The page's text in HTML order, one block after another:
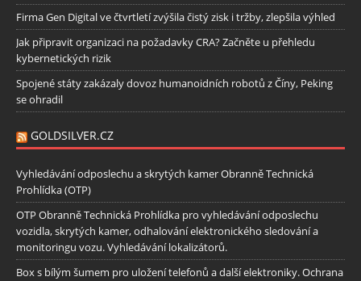
Firma Gen Digital ve čtvrtletí zvýšila čistý zisk i tržby, zlepšila výhled
Jak připravit organizaci na požadavky CRA? Začněte u přehledu
kybernetických rizik
Spojené státy zakázaly dovoz humanoidních robotů z Číny, Peking
se ohradil
GOLDSILVER.CZ
Vyhledávání odposlechu a skrytých kamer Obranně Technická
Prohlídka (OTP)
OTP Obranně Technická Prohlídka pro vyhledávání odposlechu
vozidla, skrytých kamer, odhalování elektronického sledování a
monitoringu vozu. Vyhledávání lokalizátorů.
Box s bílým šumem pro uložení telefonů a další elektroniky. Ochrana